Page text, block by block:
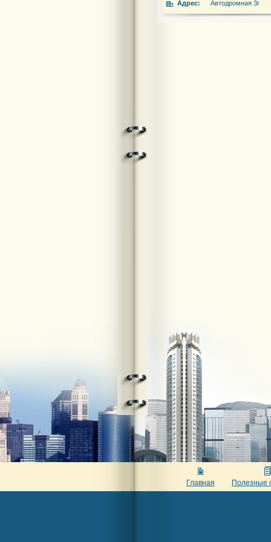
Адрес: Автодромная 3г
Главная Полезные